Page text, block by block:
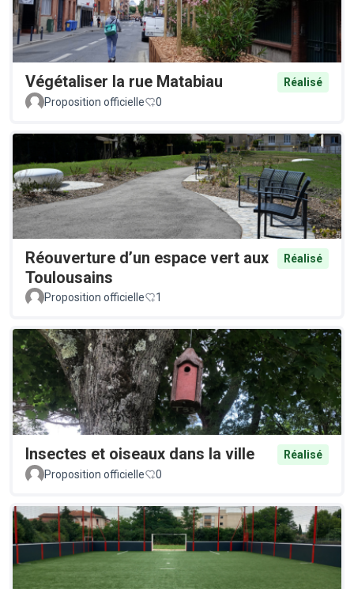
Végétaliser la rue Matabiau
Réalisé
Proposition officielle
0
Réouverture d’un espace vert aux
Toulousains
Réalisé
Proposition officielle 1
Insectes et oiseaux dans la ville
Réalisé
Proposition officielle
0